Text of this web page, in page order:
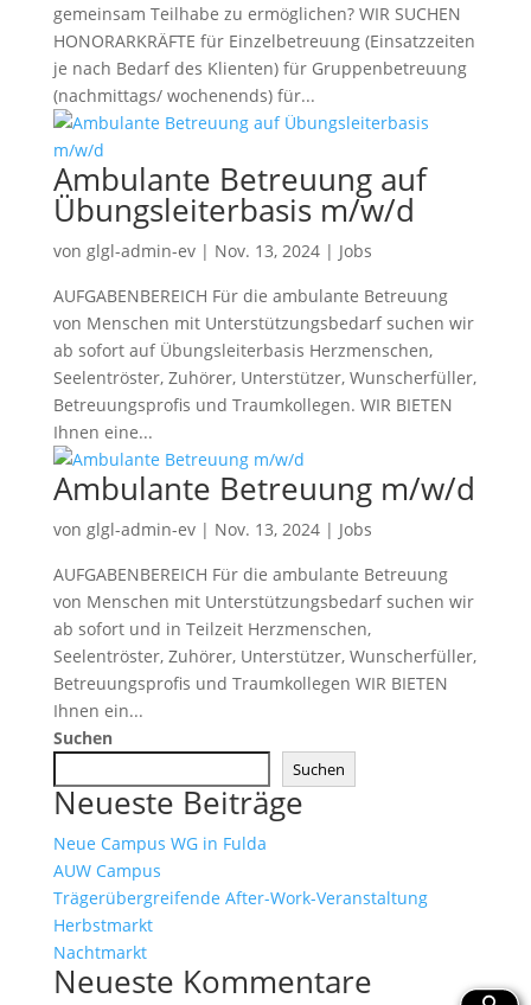
gemeinsam Teilhabe zu ermöglichen? WIR SUCHEN
HONORARKRÄFTE für Einzelbetreuung (Einsatzzeiten
je nach Bedarf des Klienten) für Gruppenbetreuung
(nachmittags/ wochenends) für...
Ambulante Betreuung auf
Übungsleiterbasis m/w/d
von glgl-admin-ev| Nov. 13, 2024| Jobs
AUFGABENBEREICH Für die ambulante Betreuung
von Menschen mit Unterstützungsbedarf suchen wir
ab sofort auf Übungsleiterbasis Herzmenschen,
Seelentröster, Zuhörer, Unterstützer, Wunscherfüller,
Betreuungsprofis und Traumkollegen. WIR BIETEN
Ihnen eine...
Ambulante Betreuung m/w/d
von glgl-admin-ev| Nov. 13, 2024| Jobs
AUFGABENBEREICH Für die ambulante Betreuung
von Menschen mit Unterstützungsbedarf suchen wir
ab sofort und in Teilzeit Herzmenschen,
Seelentröster, Zuhörer, Unterstützer, Wunscherfüller,
Betreuungsprofis und Traumkollegen WIR BIETEN
Ihnen ein...
Suchen
Suchen
Neueste Beiträge
Neue Campus WG in Fulda
AUW Campus
Trägerübergreifende After-Work-Veranstaltung
Herbstmarkt
Nachtmarkt
Neueste Kommentare